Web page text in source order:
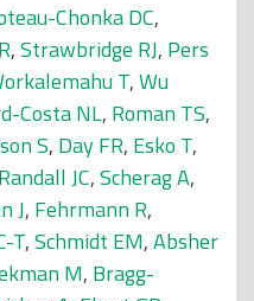
Chonka DC,
,Strawbridge RJ, Pers
T,Wu
Costa NL, Roman TS,
S, Day FR, Esko T,
Randall JC,Scherag A,
J, Fehrmann R,
T,Schmidt EM,Absher
M, Bragg-